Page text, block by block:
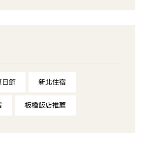
日節 新北住宿
板橋飯店推薦